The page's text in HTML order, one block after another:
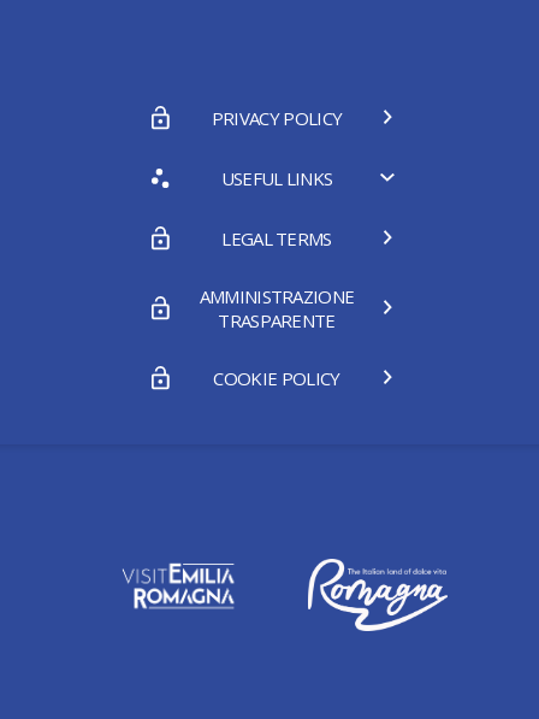
PRIVACY POLICY
USEFUL LINKS
LEGAL TERMS
AMMINISTRAZIONE
TRASPARENTE
COOKIE POLICY